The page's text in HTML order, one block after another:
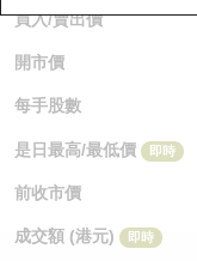
買入/賣出價
開市價
每手股數
是日最高/最低價 即時
前收市價
成交額 (港元) 即時
認股證分析儀
認股證速算機
認股證/牛熊證日誌
認股證文件及公告
新發行瑞銀牛熊證
已收回牛熊證剩餘價值
牛熊證到期結算價查詢
牛熊證分析儀
街貨統計
三十大平均引伸波幅
科指成份股
相關資產沽空
中資ETFs溢價比較
AH 股價對照
牛熊證投資者教育
認股證牛熊證常問問題